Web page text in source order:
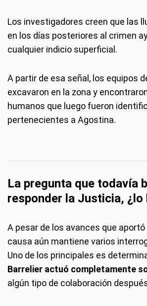
Los investigadores creen que las
en los días posteriores al crimen
cualquier indicio superficial.
A partir de esa señal, los equipos
excavaron en la zona y
humanos que luego fueron
pertenecientes a Agostina.
La pregunta que todavía
responder la Justicia, ¿lo
A pesar de los avances que aportó
causa aún mantiene varios
Uno de los principales es
Barrelier actuó completamente
algún tipo de colaboración